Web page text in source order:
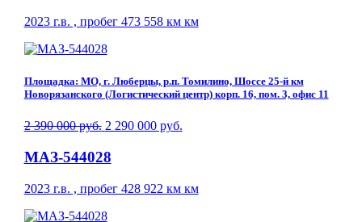
2023 г.в. , пробег 473 558 км км
Площадка: МО, г. Люберцы, р.п. Томилино, Шоссе 25-й км
Новорязанского (Логистический центр) корп. 16, пом. 3, офис 11
2 390 000 руб. 2 290 000 руб.
МАЗ-544028
2023 г.в. , пробег 428 922 км км